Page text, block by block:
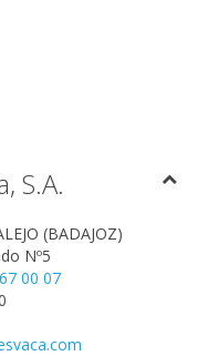
S.A.
(BADAJOZ)
Nº5
00 07